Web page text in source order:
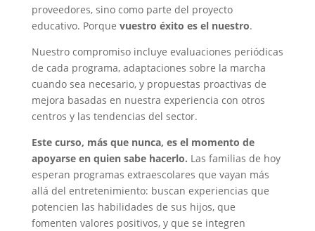
proveedores, sino como parte del proyecto
educativo. Porque vuestro éxito es el nuestro.
Nuestro compromiso incluye evaluaciones periódicas
de cada programa, adaptaciones sobre la marcha
cuando sea necesario, y propuestas proactivas de
mejora basadas en nuestra experiencia con otros
centros y las tendencias del sector.
Este curso, más que nunca, es el momento de
apoyarse en quien sabe hacerlo. Las familias de hoy
esperan programas extraescolares que vayan más
allá del entretenimiento: buscan experiencias que
potencien las habilidades de sus hijos, que
fomenten valores positivos, y que se integren